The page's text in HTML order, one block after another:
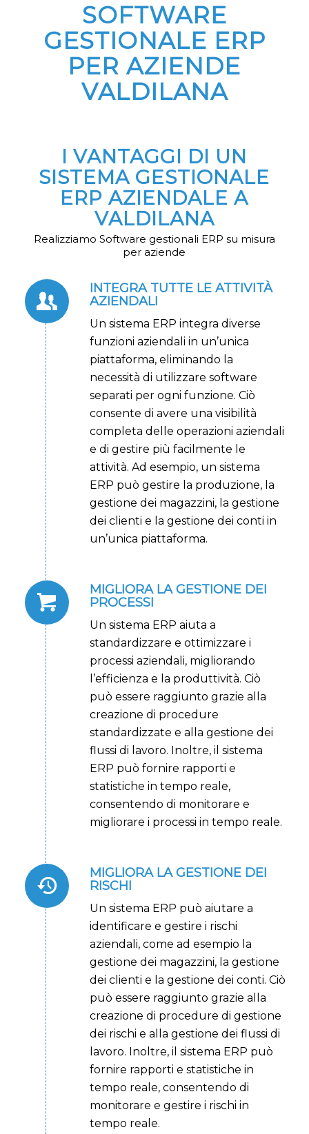
SOFTWARE
GESTIONALE ERP
PER AZIENDE
VALDILANA
I VANTAGGI DI UN
SISTEMA GESTIONALE
ERP AZIENDALE A
VALDILANA
Realizziamo Software gestionali ERP su misura
per aziende
INTEGRA TUTTE LE ATTIVITÀ
AZIENDALI
Un sistema ERP integra diverse
funzioni aziendali in un’unica
piattaforma, eliminando la
necessità di utilizzare software
separati per ogni funzione. Ciò
consente di avere una visibilità
completa delle operazioni aziendali
e di gestire più facilmente le
attività. Ad esempio, un sistema
ERP può gestire la produzione, la
gestione dei magazzini, la gestione
dei clienti e la gestione dei conti in
un’unica piattaforma.
MIGLIORA LA GESTIONE DEI
PROCESSI
Un sistema ERP aiuta a
standardizzare e ottimizzare i
processi aziendali, migliorando
l’efficienza e la produttività. Ciò
può essere raggiunto grazie alla
creazione di procedure
standardizzate e alla gestione dei
flussi di lavoro. Inoltre, il sistema
ERP può fornire rapporti e
statistiche in tempo reale,
consentendo di monitorare e
migliorare i processi in tempo reale.
MIGLIORA LA GESTIONE DEI
RISCHI
Un sistema ERP può aiutare a
identificare e gestire i rischi
aziendali, come ad esempio la
gestione dei magazzini, la gestione
dei clienti e la gestione dei conti. Ciò
può essere raggiunto grazie alla
creazione di procedure di gestione
dei rischi e alla gestione dei flussi di
lavoro. Inoltre, il sistema ERP può
fornire rapporti e statistiche in
tempo reale, consentendo di
monitorare e gestire i rischi in
tempo reale.